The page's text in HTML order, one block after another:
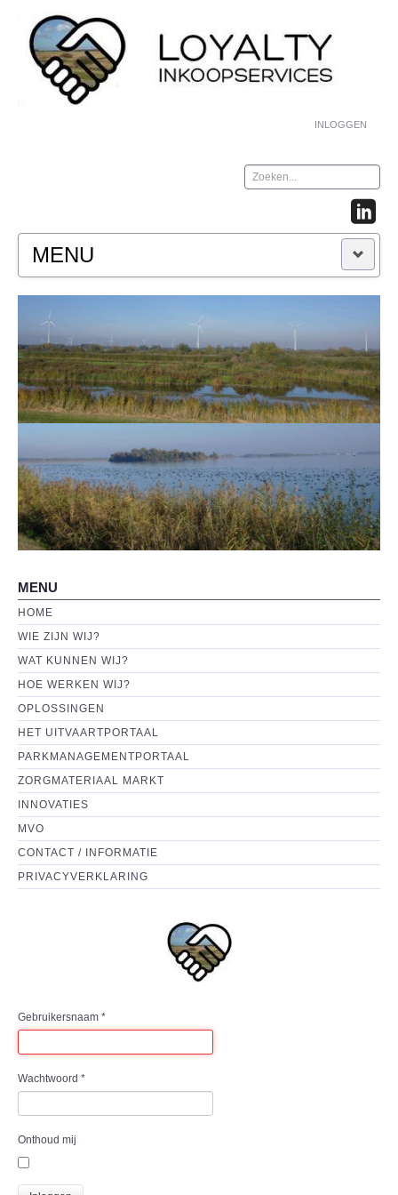
INLOGGEN
Zoeken...
MENU
HOME
WIE / WAT / HOE
Wie zijn wij?
Hoe werken wij?
OPLOSSINGEN
CONTACT
MENU
HOME
WIE ZIJN WIJ?
WAT KUNNEN WIJ?
HOE WERKEN WIJ?
OPLOSSINGEN
HET UITVAARTPORTAAL
PARKMANAGEMENTPORTAAL
ZORGMATERIAAL MARKT
INNOVATIES
MVO
CONTACT / INFORMATIE
PRIVACYVERKLARING
Gebruikersnaam *
Wachtwoord *
Onthoud mij